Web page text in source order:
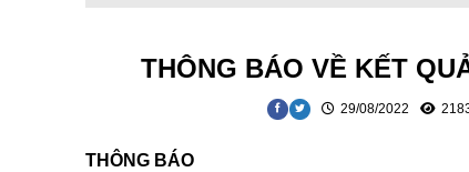
THÔNG BÁO VỀ KẾT
29/08/2022
THÔNG BÁO